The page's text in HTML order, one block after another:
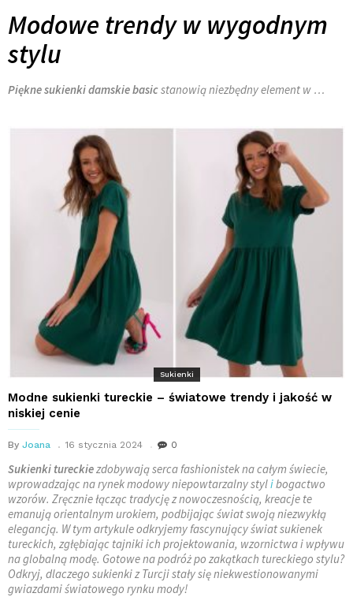
Modowe trendy w wygodnym
stylu
Piękne sukienki damskie basicstanowią niezbędny element w …
Sukienki
Modne sukienki tureckie – światowe trendy i jakość w
niskiej cenie
By Joana 16 stycznia 2024 0
Sukienki tureckiezdobywają serca fashionistek na całym świecie,
wprowadzając na rynek modowy niepowtarzalny stylibogactwo
wzorów. Zręcznie łącząc tradycję z nowoczesnością, kreacje te
emanują orientalnym urokiem, podbijając świat swoją niezwykłą
elegancją. W tym artykule odkryjemy fascynujący świat sukienek
tureckich, zgłębiając tajniki ich projektowania, wzornictwa i wpływu
na globalną modę. Gotowe na podróż po zakątkach tureckiego stylu?
Odkryj, dlaczego sukienki z Turcji stały się niekwestionowanymi
gwiazdami światowego rynku mody!